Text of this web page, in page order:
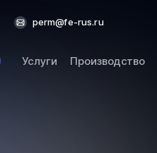
perm@fe-rus.ru
Услуги Производство